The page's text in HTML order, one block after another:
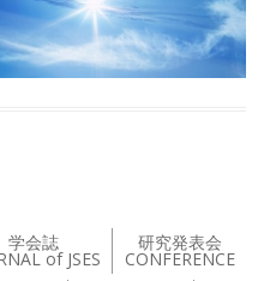
学会誌
of JSES
研究発表会
CONFERENCE